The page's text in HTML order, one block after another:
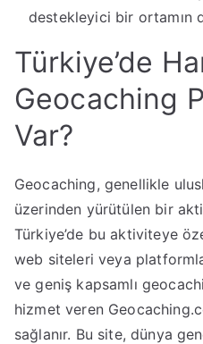
destekleyici bir ortamın
Türkiye’de
Geocaching
Var?
Geocaching, genellikle
üzerinden yürütülen bir
Türkiye’de bu aktiviteye
web siteleri veya
ve geniş kapsamlı
hizmet veren
sağlanır. Bu site, dünya